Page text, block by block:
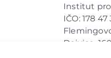
Institut pro
IČO: 178 47
Dejvice,